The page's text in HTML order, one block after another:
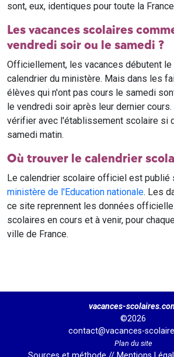
sont, eux, identiques pour toute la
Les vacances scolaires
vendredi soir ou le samedi ?
Officiellement, les vacances débutent
calendrier du ministère. Mais dans les
élèves qui n'ont pas cours le samedi
le vendredi soir après leur dernier
vérifier avec l'établissement scolaire si
samedi matin.
Où trouver le calendrier
Le calendrier scolaire officiel est publié
ministère de l'Education nationale. Les
ce site reprennent les données
scolaires en cours et à venir, pour
ville de France.
vacances-
©2026
contact@vacances-
Plan du site